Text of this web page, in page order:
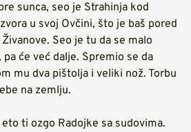
sunca, seo je Strahinja kod
u svoj Ovčini, što je baš pored
Seo je tu da se malo
će već dalje. Spremio se da
mu dva pištolja i veliki nož. Torbu
na zemlju.
ti ozgo Radojke sa sudovima.